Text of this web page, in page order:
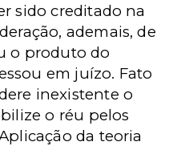
sido creditado na
ademais, de
o produto do
em juízo. Fato
inexistente o
o réu pelos
da teoria